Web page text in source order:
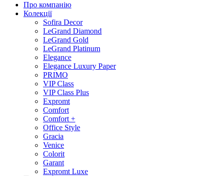
Про компанію
Колекції
Sofira Decor
LeGrand Diamond
LeGrand Gold
LeGrand Platinum
Elegance
Elegance Luxury Paper
PRIMO
VIP Class
VIP Class Plus
Expromt
Comfort
Comfort +
Office Style
Gracia
Venice
Colorit
Garant
Expromt Luxe